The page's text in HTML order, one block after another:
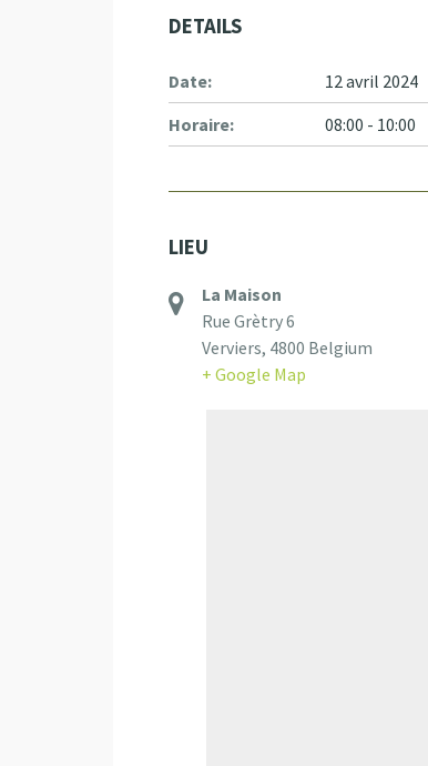
DETAILS
Date:
12 avril 2024
Horaire:
08:00 - 10:00
LIEU
La Maison
Rue Grètry 6
Verviers, 4800 Belgium
+ Google Map